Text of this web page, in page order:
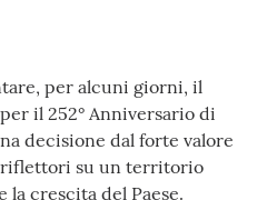
per alcuni giorni, il
il 252° Anniversario di
decisione dal forte valore
riflettori su un territorio
la crescita del Paese.